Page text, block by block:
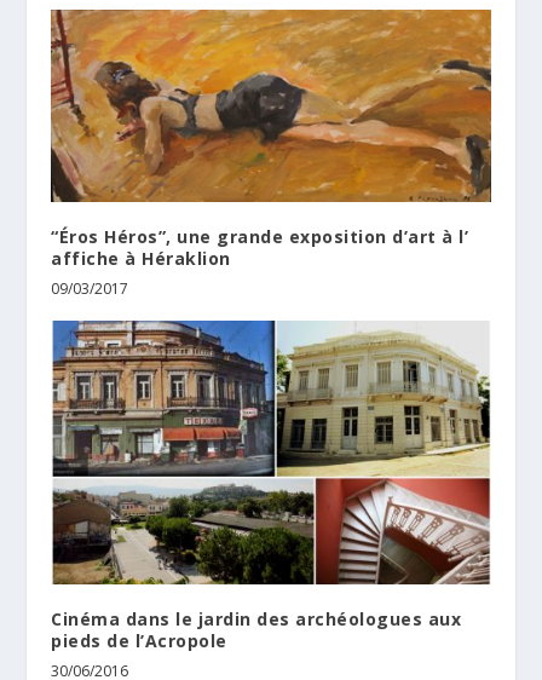
“Éros Héros”, une grande exposition d’art à l’
affiche à Héraklion
09/03/2017
Cinéma dans le jardin des archéologues aux
pieds de l’Acropole
30/06/2016